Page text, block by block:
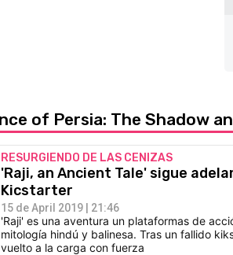
of Persia: The Shadow
RESURGIENDO DE LAS CENIZAS
'Raji, an Ancient Tale' sigue
Kicstarter
15 de April 2019 | 21:46
'Raji' es una aventura un plataformas de
mitología hindú y balinesa. Tras un fallido
vuelto a la carga con fuerza